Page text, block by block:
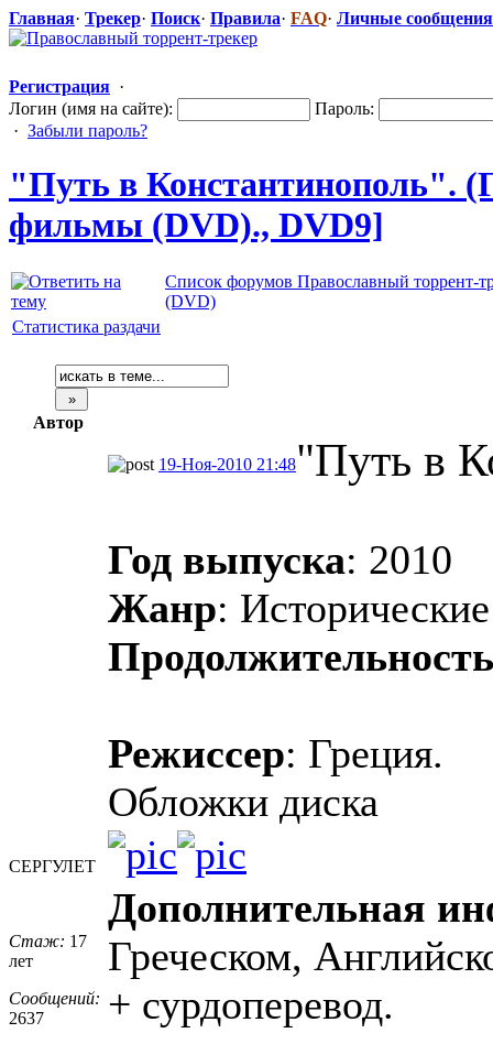
Главная· Трекер· Поиск· Правила· FAQ· Личные сообщения
Регистрация ·
Логин (имя на сайте):
Пароль:
· Забыли пароль?
"Путь в Константиноп​оль".
фильмы (DVD)., DVD9]
Список форумов Православный торрент-
(DVD)
Статистика раздачи
Автор
СЕРГУЛЕТ
Стаж: 17
лет
Сообщений:
2637
19-Ноя-2010 21:48"Путь в
Год выпуска: 2010
Жанр:
Продолжительность
Режиссер: Греция.
Обложки диска
Дополнительная
Греческом,
+ сурдоперевод.